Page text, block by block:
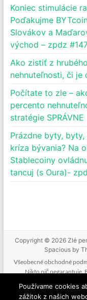
Koniec stimulácie
Poďakujme
Slovákov a
východ – zpdz
Ako zistiť z
nehnuteľnosti, či je
Počítate to zle –
percento
stratégie SPRÁVNE
Prázdne byty,
kríza bývania? Na
Stablecoiny
tancuj (s Oura)-
Copyright © 2026 Zlé
Spaciousby
Všeobecné obchodné
Nikto nič negarantuje.
doterajšie. Nikto nevie
na vašich ziskoch,
Používame cookies
zážitok z našich